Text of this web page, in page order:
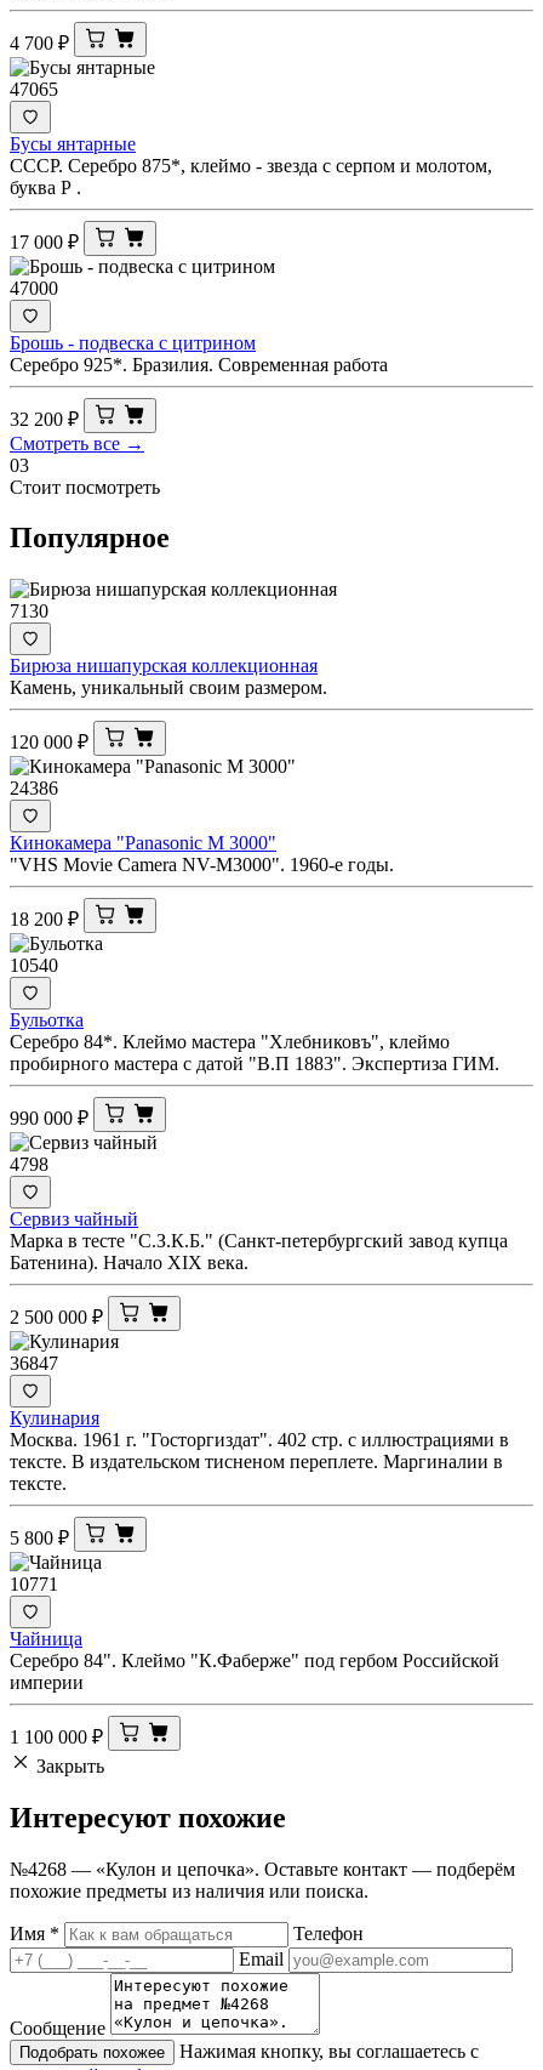
4 700 ₽
47065
Бусы янтарные
СССР. Серебро 875*, клеймо - звезда с серпом и молотом,
буква Р .
17 000 ₽
47000
Брошь - подвеска с цитрином
Серебро 925*. Бразилия. Современная работа
32 200 ₽
Смотреть все →
03
Стоит посмотреть
Популярное
7130
Бирюза нишапурская коллекционная
Камень, уникальный своим размером.
120 000 ₽
24386
Кинокамера "Panasonic M 3000"
"VHS Movie Camera NV-M3000". 1960-е годы.
18 200 ₽
10540
Бульотка
Серебро 84*. Клеймо мастера "Хлебниковъ", клеймо
пробирного мастера с датой "В.П 1883". Экспертиза ГИМ.
990 000 ₽
4798
Сервиз чайный
Марка в тесте "С.З.К.Б." (Санкт-петербургский завод купца
Батенина). Начало XIX века.
2 500 000 ₽
36847
Кулинария
Москва. 1961 г. "Госторгиздат". 402 стр. с иллюстрациями в
тексте. В издательском тисненом переплете. Маргиналии в
тексте.
5 800 ₽
10771
Чайница
Серебро 84". Клеймо "К.Фаберже" под гербом Российской
империи
1 100 000 ₽
Закрыть
Интересуют похожие
№4268 — «Кулон и цепочка». Оставьте контакт — подберём
похожие предметы из наличия или поиска.
Имя *
Телефон
Email
Сообщение
Подобрать похожее
Нажимая кнопку, вы соглашаетесь с